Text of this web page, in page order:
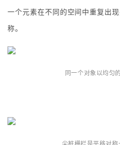
一个元素在不同的空间中重复出
称。
同一个对象以均匀